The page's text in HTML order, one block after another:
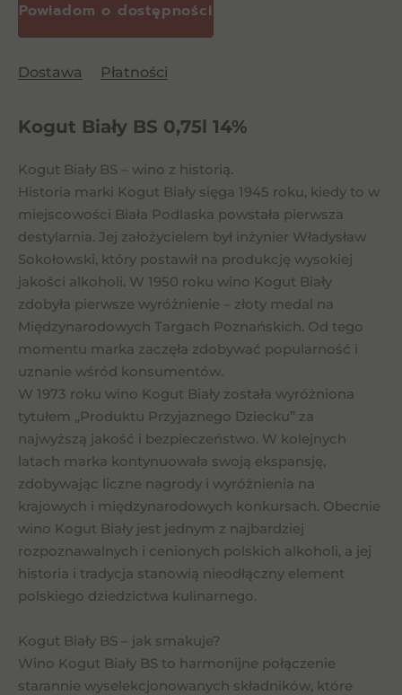
Dostawa Płatności
Kogut Biały BS 0,75l 14%
Kogut Biały BS – wino z historią.
Historia marki Kogut Biały sięga 1945 roku, kiedy to w
miejscowości Biała Podlaska powstała pierwsza
destylarnia. Jej założycielem był inżynier Władysław
Sokołowski, który postawił na produkcję wysokiej
jakości alkoholi. W 1950 roku wino Kogut Biały
zdobyła pierwsze wyróżnienie – złoty medal na
Międzynarodowych Targach Poznańskich. Od tego
momentu marka zaczęła zdobywać popularność i
uznanie wśród konsumentów.
W 1973 roku wino Kogut Biały została wyróżniona
tytułem „Produktu Przyjaznego Dziecku” za
najwyższą jakość i bezpieczeństwo. W kolejnych
latach marka kontynuowała swoją ekspansję,
zdobywając liczne nagrody i wyróżnienia na
krajowych i międzynarodowych konkursach. Obecnie
wino Kogut Biały jest jednym z najbardziej
rozpoznawalnych i cenionych polskich alkoholi, a jej
historia i tradycja stanowią nieodłączny element
polskiego dziedzictwa kulinarnego.
Kogut Biały BS – jak smakuje?
Wino Kogut Biały BS to harmonijne połączenie
starannie wyselekcjonowanych składników, które